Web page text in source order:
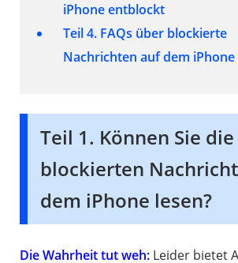
iPhone entblockt
Teil 4. FAQs über blockierte
Nachrichten auf dem iPhone
Teil 1. Können Sie die
blockierten
dem iPhone lesen?
Die Wahrheit tut weh: Leider bietet